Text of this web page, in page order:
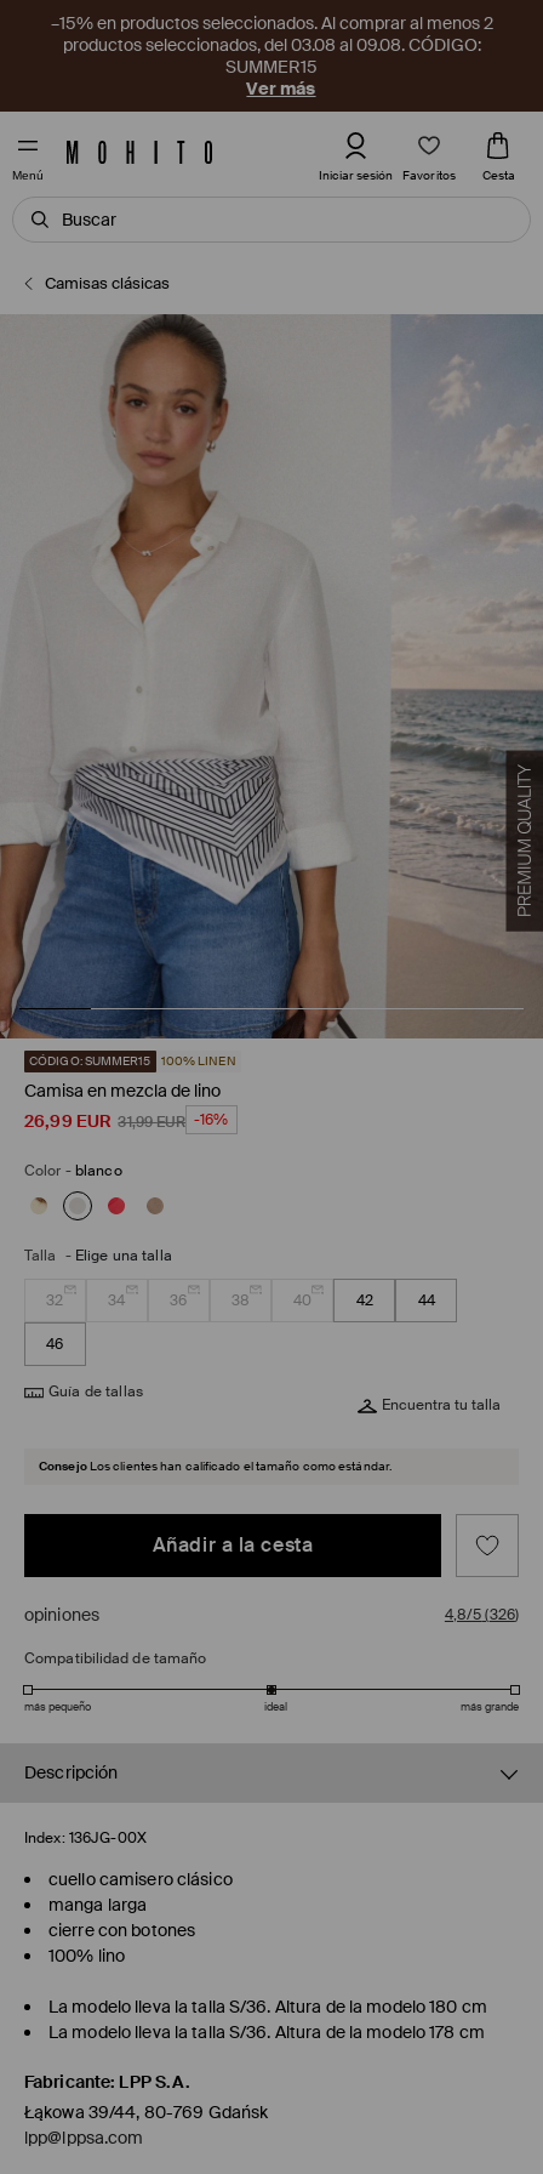
–15% en productos seleccionados. Al comprar al menos 2
productos seleccionados, del 03.08 al 09.08. CÓDIGO:
SUMMER15
Ver más
Menú Iniciar sesión Favoritos Cesta
Camisas clásicas
CÓDIGO: SUMMER15 100% LINEN
Camisa en mezcla de lino
26,99 EUR 31,99EUR -16%
Color - blanco
Talla - Elige una talla
32 34 36 38 40 42 44
46
Guía de tallas
Encuentra tu talla
Consejo Los clientes han calificado el tamaño como estándar.
Añadir a la cesta
opiniones 4,8/5(326)
Compatibilidad de tamaño
más pequeño ideal más grande
Descripción
Index: 136JG-00X
cuello camisero clásico
manga larga
cierre con botones
100% lino
La modelo lleva la talla S/36. Altura de la modelo 180 cm
La modelo lleva la talla S/36. Altura de la modelo 178 cm
Fabricante: LPP S.A.
Łąkowa 39/44, 80-769 Gdańsk
lpp@lppsa.com